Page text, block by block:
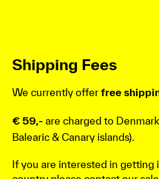
Shipping Fees
We currently offer free
€ 59,- are charged to
Balearic & Canary islands).
If you are interested in getting